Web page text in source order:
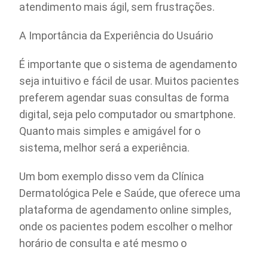
atendimento mais ágil, sem frustrações.
A Importância da Experiência do Usuário
É importante que o sistema de agendamento
seja intuitivo e fácil de usar. Muitos pacientes
preferem agendar suas consultas de forma
digital, seja pelo computador ou smartphone.
Quanto mais simples e amigável for o
sistema, melhor será a experiência.
Um bom exemplo disso vem da Clínica
Dermatológica Pele e Saúde, que oferece uma
plataforma de agendamento online simples,
onde os pacientes podem escolher o melhor
horário de consulta e até mesmo o